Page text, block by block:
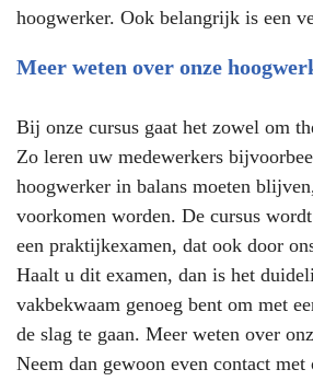
hoogwerker. Ook belangrijk is een
Meer weten over onze
Bij onze cursus gaat het zowel om
Zo leren uw medewerkers
hoogwerker in balans moeten
voorkomen worden. De cursus
een praktijkexamen, dat ook door
Haalt u dit examen, dan is het
vakbekwaam genoeg bent om met
de slag te gaan. Meer weten over
Neem dan gewoon even contact met